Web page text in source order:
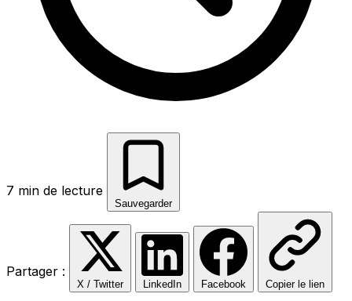
7 min de lecture
Sauvegarder
Partager :
X / Twitter LinkedIn Facebook Copier le lien